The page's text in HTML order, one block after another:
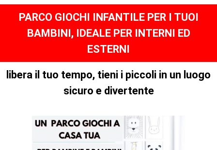
PARCO GIOCHI INFANTILE PER I TUOI
BAMBINI, IDEALE PER INTERNI ED
ESTERNI
libera il tuo tempo, tieni i piccoli in un luogo
sicuro e divertente